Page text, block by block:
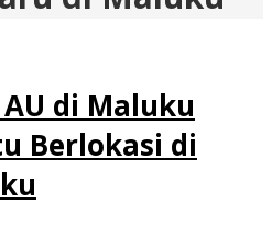
di Maluku
Berlokasi di